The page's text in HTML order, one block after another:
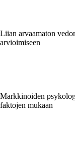
Liian arvaamaton
arvioimiseen
Markkinoiden
faktojen mukaan